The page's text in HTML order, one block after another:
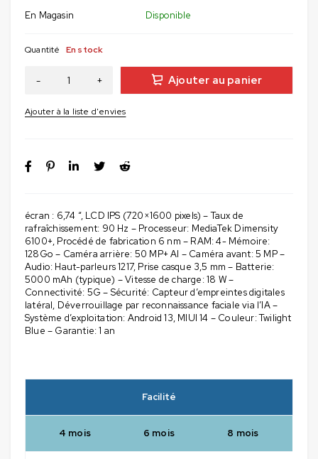
écran : 6,74 “, LCD IPS (720×1600 pixels) – Taux de
rafraîchissement: 90 Hz – Processeur: MediaTek Dimensity
6100+, Procédé de fabrication 6 nm – RAM: 4- Mémoire:
128Go – Caméra arrière: 50 MP+ AI – Caméra avant: 5 MP –
Audio: Haut-parleurs 1217, Prise casque 3,5 mm – Batterie:
5000 mAh (typique) – Vitesse de charge: 18 W –
Connectivité: 5G – Sécurité: Capteur d’empreintes digitales
latéral, Déverrouillage par reconnaissance faciale via l’IA –
Système d’exploitation: Android 13, MIUI 14 – Couleur: Twilight
Blue – Garantie: 1 an
Facilité
4 mois 6 mois 8 mois
En Magasin Disponible
Quantité En stock
Ajouter au panier